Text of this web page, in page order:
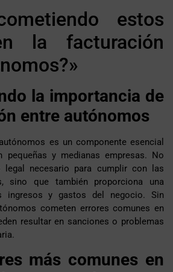
estos
la facturación
la importancia de
entre autónomos
es un componente esencial
pequeñas y medianas empresas. No
necesario para cumplir con las
sino que también proporciona una
ingresos y gastos del negocio. Sin
cometen errores comunes en
resultar en sanciones o problemas
más comunes en